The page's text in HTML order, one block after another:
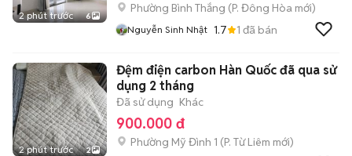
2 phút trước 6
Phường Bình Thắng (P. Đông Hòa mới)
Nguyễn Sinh Nhật 1.7 1 đã bán
2 phút trước 2
Đệm điện carbon Hàn Quốc đã qua sử
dụng 2 tháng
Đã sử dụng Khác
900.000 đ
Phường Mỹ Đình 1 (P. Từ Liêm mới)